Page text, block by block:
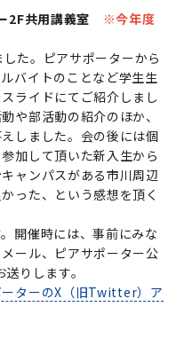
」
NEWS」
ース」
冊子）
学
学トップ
プロジェクト一覧
プ
計画等について【6
計画等について【6
について
等について
について
ついて【第1期～
ついて【第1期～
度計画、年度評価
関する進捗状況に
」に関する協定書
」に関する実施細
び｢複数学士号｣
)
)トップ
士号）
科大学）
ス（東京医科歯科
進宣言
進宣言
ティ＆インクルー
ティ＆インクルー
ジョン室
ント
ントトップ
て
猶予について
ム
際連携専攻（ジ
ラム：JDP）
レポート）の返
明会
て
てトップ
検査科学講座
Tokyo
for the 2026
Students
Tokyo
the 2025
Students
総合知と癒しの次
ログラム（医歯学
トップレベル
パート人材育成プ
BOOST生）の募
Clinician
Program
生について
プ
予について
予について
予について
プ
免除・徴収猶予申
Deferment）
学金
様へ
伴うお知らせ
】
専攻】
学専攻】
専攻】
プ
攻
【医療管理政策
専攻
プ
攻
攻トップ
修要項（シラバ
【医療管理政策
グローバルヘル
ス
イント・ディグリ
プ
研究内容
研究内容トップ
保健衛生学研究科
ョイントリサーチ
システム(外部サ
部サイト)
ジュール(学内専
利用時VPN必要)
テム
ム(学外利用時
)
）
ション推進機構
ター
用)
)
)
内サイト EN
2F共用講義室
※今年度
た。ピアサポーターから
バイトのことなど学生生
ライドにてご紹介しまし
や部活動の紹介のほか、
しました。会の後には個
加して頂いた新入生から
ャンパスがある市川周辺
った、という感想を頂く
開催時には、事前にみな
ール、ピアサポーター公
りします。
ターのX（旧Twitter）ア